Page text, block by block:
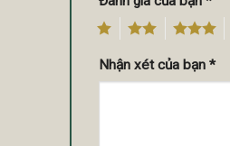
Nhận xét của bạn *